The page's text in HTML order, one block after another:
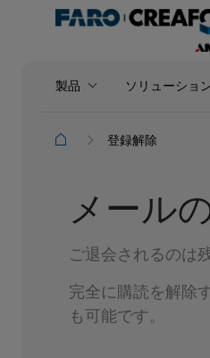
製品 ソリューショ
登録解除
メール
ご退会されるのは
完全に購読を解除
も可能です。